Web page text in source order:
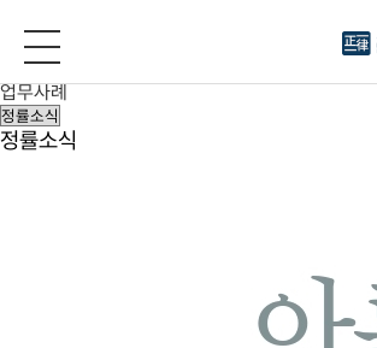
전체
정률소식
업무사례
정률소식